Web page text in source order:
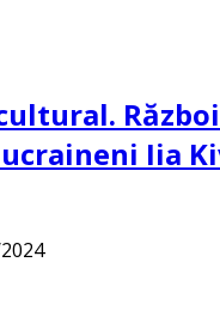
Iia